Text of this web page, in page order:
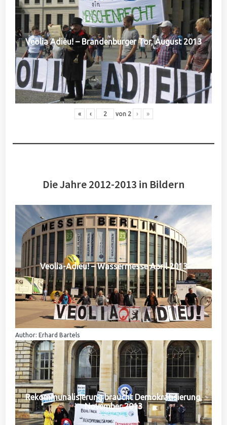
Veolia Adieu! – Brandenburger Tor, August 2013
« ‹ von 2 › »
Die Jahre 2012-2013 in Bildern
Veolia-Adieu! – Wassermesse April 2013
Author: Erhard Bartels
Rekommunalisierung braucht Demokratisierung,
November 2013